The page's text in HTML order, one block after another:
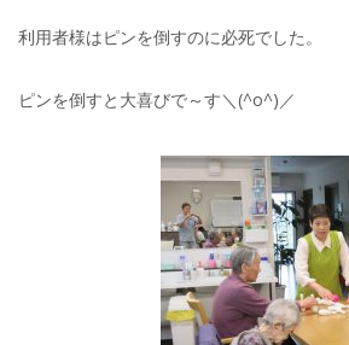
利用者様はピンを倒すのに必死でした。
ピンを倒すと大喜びで～す＼(^o^)／